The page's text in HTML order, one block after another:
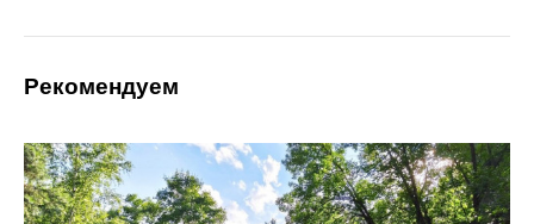
Рекомендуем